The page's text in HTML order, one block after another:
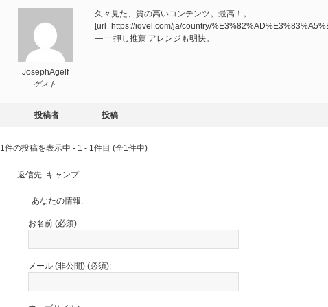
JosephAgelf
ゲスト
久々見た、質の高いコンテンツ。最高！。
[url=https://iqvel.com/ja/country/
— 一押し推薦 アレンジも明快。
投稿者 投稿
1件の投稿を表示中 - 1 - 1件目 (全1件中)
返信先: キャンプ
あなたの情報:
お名前 (必須)
メール (非公開) (必須):